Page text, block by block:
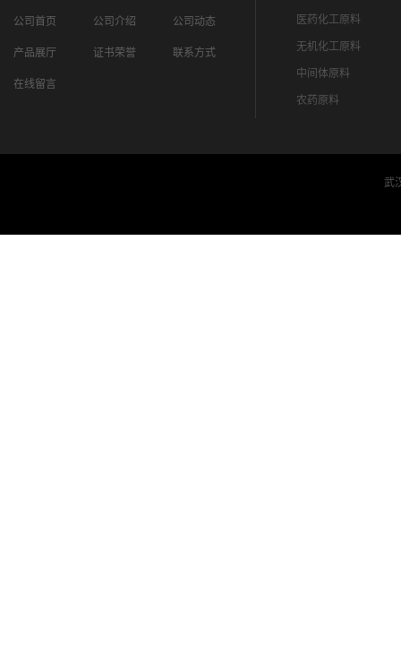
公司首页 公司介绍 公司动态
产品展厅 证书荣誉 联系方式
在线留言
医药化工原料
无机化工原料
中间体原料
农药原料
武